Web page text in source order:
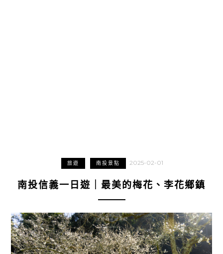
旅遊 南投景點 2025-02-01
南投信義一日遊｜最美的梅花、李花鄉鎮